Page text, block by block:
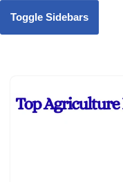
Toggle Sidebars